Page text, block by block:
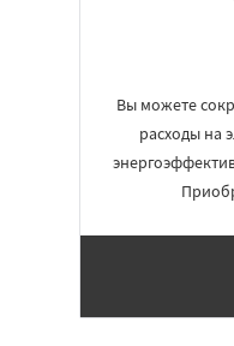
Вы можете
расходы на